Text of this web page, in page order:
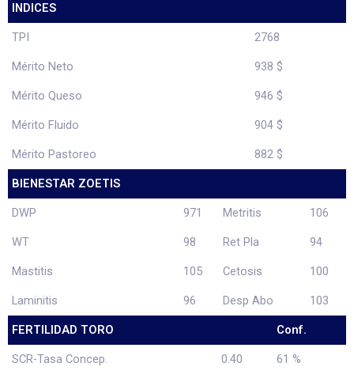
INDICES
TPI 2768
Mérito Neto 938 $
Mérito Queso 946 $
Mérito Fluido 904 $
Mérito Pastoreo 882 $
BIENESTAR ZOETIS
DWP 971 Metritis 106
WT 98 Ret Pla 94
Mastitis 105 Cetosis 100
Laminitis 96 Desp Abo 103
FERTILIDAD TORO Conf.
SCR-Tasa Concep. 0.40 61 %